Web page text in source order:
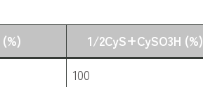
1/2CyS+CySO3H (%)
100